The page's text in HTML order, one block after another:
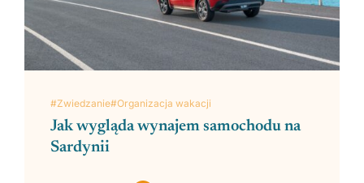
#Zwiedzanie#Organizacja wakacji
Jak wygląda wynajem samochodu na
Sardynii